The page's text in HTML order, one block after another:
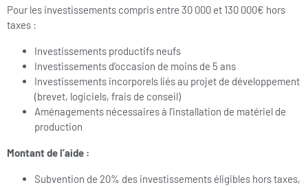
Pour les investissements compris entre 30 000 et 130 000€ hors
taxes :
Investissements productifs neufs
Investissements d’occasion de moins de 5 ans
Investissements incorporels liés au projet de développement
(brevet, logiciels, frais de conseil)
Aménagements nécessaires à l’installation de matériel de
production
Montant de l’aide :
Subvention de 20% des investissements éligibles hors taxes,